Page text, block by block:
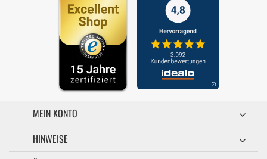
MEIN KONTO
HINWEISE